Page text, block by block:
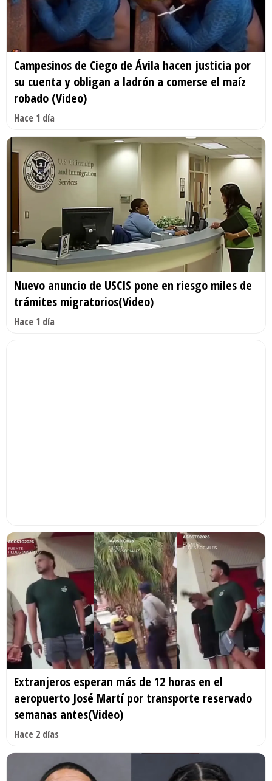
Campesinos de Ciego de Ávila hacen justicia por
su cuenta y obligan a ladrón a comerse el maíz
robado (Video)
Hace 1 día
Nuevo anuncio de USCIS pone en riesgo miles de
trámites migratorios(Video)
Hace 1 día
Extranjeros esperan más de 12 horas en el
aeropuerto José Martí por transporte reservado
semanas antes(Video)
Hace 2 días